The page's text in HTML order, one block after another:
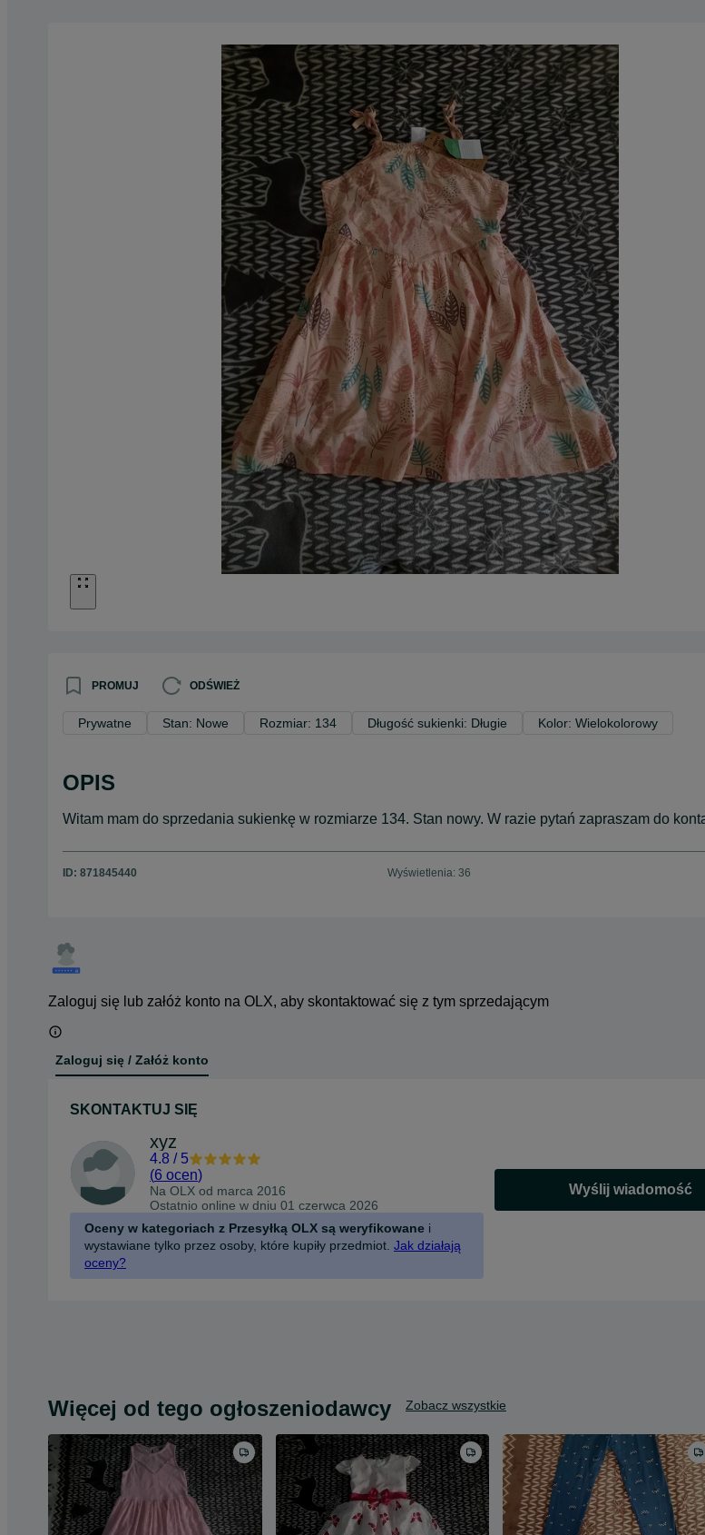
PROMUJ ODŚWIEŻ
Prywatne Stan: Nowe Rozmiar: 134 Długość sukienki: Długie Kolor: Wielokolorowy
OPIS
Witam mam do sprzedania sukienkę w rozmiarze 134. Stan nowy. W razie pytań zapraszam do
ID: 871845440 Wyświetlenia: 36
Zaloguj się lub załóż konto na OLX, aby skontaktować się z tym sprzedającym
Zaloguj się / Załóż konto
SKONTAKTUJ SIĘ
xyz
4.8 / 5
(6 ocen)
Na OLX od marca 2016
Ostatnio online w dniu 01 czerwca 2026
Oceny w kategoriach z Przesyłką OLX są weryfikowane i
wystawiane tylko przez osoby, które kupiły przedmiot. Jak działają
oceny?
Wyślij wiadomość
Więcej od tego ogłoszeniodawcy Zobacz wszystkie